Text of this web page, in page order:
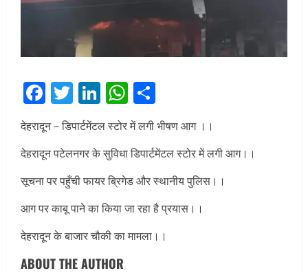
Facebook
Twitter
LinkedIn
WhatsApp
देहरादून – डिपार्टमेंटल स्टोर में लगी भीषण आग ।।
देहरादून पटेलनगर के सुविधा डिपार्टमेंटल स्टोर में लगी आग।।
सूचना पर पहुँची फायर ब्रिगेड और स्थानीय पुलिस।।
आग पर काबू पाने का किया जा रहा है प्रयास।।
देहरादून के बाजार चौकी का मामला।।
ABOUT THE AUTHOR